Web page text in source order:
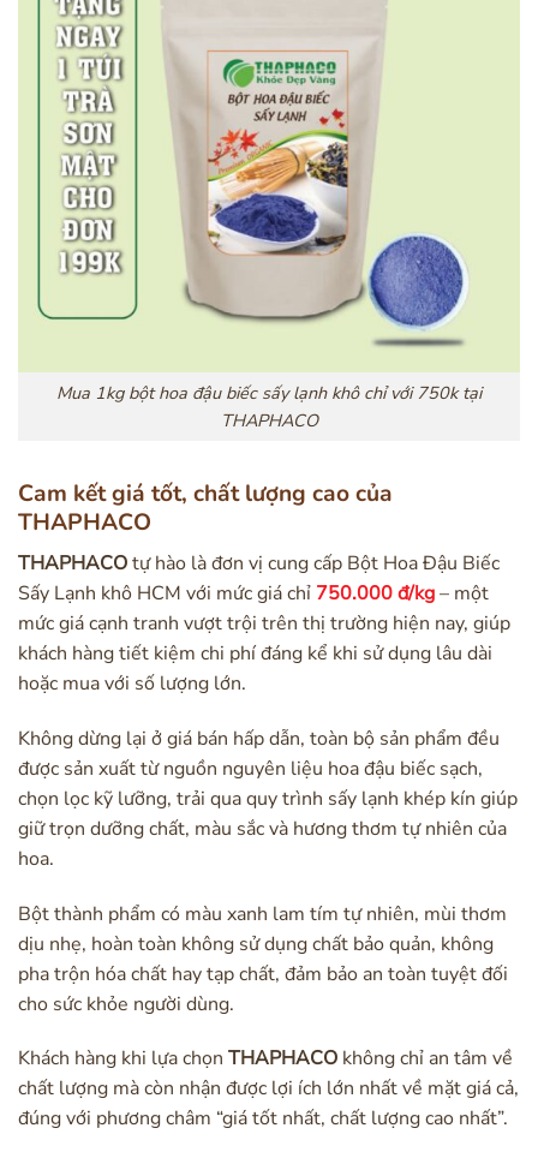
Mua 1kg bột hoa đậu biếc sấy lạnh khô chỉ với 750k tại
THAPHACO
Cam kết giá tốt, chất lượng cao của
THAPHACO
THAPHACOtự hào là đơn vị cung cấp Bột Hoa Đậu Biếc
Sấy Lạnh khô HCM với mức giá chỉ 750.000 đ/kg– một
mức giá cạnh tranh vượt trội trên thị trường hiện nay, giúp
khách hàng tiết kiệm chi phí đáng kể khi sử dụng lâu dài
hoặc mua với số lượng lớn.
Không dừng lại ở giá bán hấp dẫn, toàn bộ sản phẩm đều
được sản xuất từ nguồn nguyên liệu hoa đậu biếc sạch,
chọn lọc kỹ lưỡng, trải qua quy trình sấy lạnh khép kín giúp
giữ trọn dưỡng chất, màu sắc và hương thơm tự nhiên của
hoa.
Bột thành phẩm có màu xanh lam tím tự nhiên, mùi thơm
dịu nhẹ, hoàn toàn không sử dụng chất bảo quản, không
pha trộn hóa chất hay tạp chất, đảm bảo an toàn tuyệt đối
cho sức khỏe người dùng.
Khách hàng khi lựa chọn THAPHACO không chỉ an tâm về
chất lượng mà còn nhận được lợi ích lớn nhất về mặt giá cả,
đúng với phương châm “giá tốt nhất, chất lượng cao nhất”.